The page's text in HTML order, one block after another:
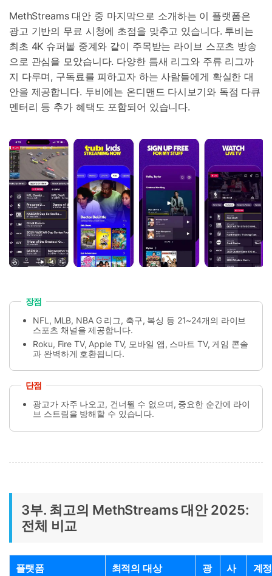
MethStreams 대안 중 마지막으로 소개하는 이 플랫폼은
광고 기반의 무료 시청에 초점을 맞추고 있습니다. 투비는
최초 4K 슈퍼볼 중계와 같이 주목받는 라이브 스포츠 방송
으로 관심을 모았습니다. 다양한 틈새 리그와 주류 리그까
지 다루며, 구독료를 피하고자 하는 사람들에게 확실한 대
안을 제공합니다. 투비에는 온디맨드 다시보기와 독점 다큐
멘터리 등 추가 혜택도 포함되어 있습니다.
장점
NFL, MLB, NBA G 리그, 축구, 복싱 등 21~24개의 라이브
스포츠 채널을 제공합니다.
Roku, Fire TV, Apple TV, 모바일 앱, 스마트 TV, 게임 콘솔
과 완벽하게 호환됩니다.
단점
광고가 자주 나오고, 건너뛸 수 없으며, 중요한 순간에 라이
브 스트림을 방해할 수 있습니다.
3부. 최고의 MethStreams 대안 2025:
전체 비교
플랫폼 최적의 대상
광
사
계정